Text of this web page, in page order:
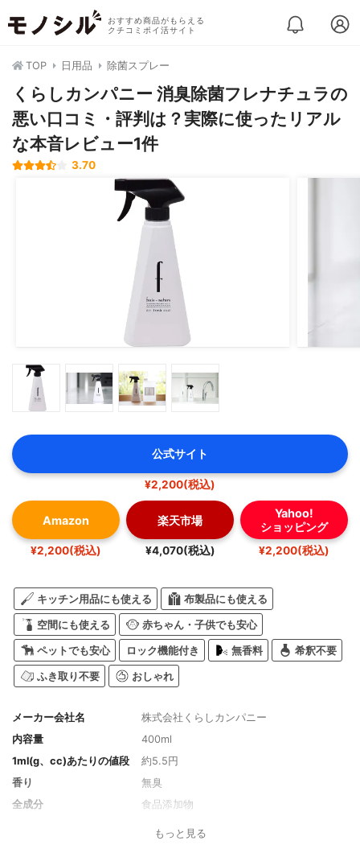
おすすめ商品がもらえる
クチコミポイ活サイト
TOP 日用品 除菌スプレー
くらしカンパニー 消臭除菌フレナチュラの
悪い口コミ・評判は？実際に使ったリアル
な本音レビュー1件
3.70
公式サイト
¥2,200(税込)
Amazon
¥2,200(税込)
楽天市場
¥4,070(税込)
Yahoo!
ショッピング
¥2,200(税込)
キッチン用品にも使える 布製品にも使える
空間にも使える 赤ちゃん・子供でも安心
ペットでも安心 ロック機能付き 無香料 希釈不要
ふき取り不要 おしゃれ
メーカー会社名
株式会社くらしカンパニー
内容量
400ml
1ml(g、cc)あたりの値段
約5.5円
香り
無臭
全成分
食品添加物
もっと見る